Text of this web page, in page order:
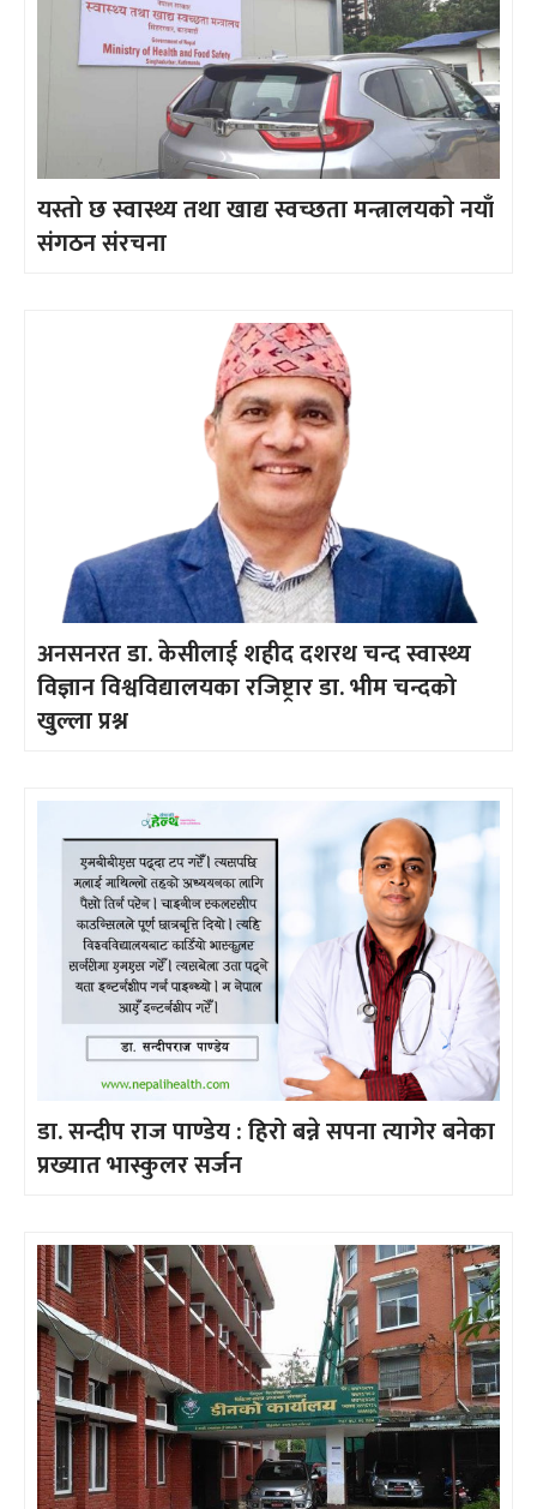
यस्तो छ स्वास्थ्य तथा खाद्य स्वच्छता मन्त्रालयकाे नयाँ
संगठन संरचना
अनसनरत डा. केसीलाई शहीद दशरथ चन्द स्वास्थ्य
विज्ञान विश्वविद्यालयका रजिष्ट्रार डा. भीम चन्दको
खुल्ला प्रश्न
डा. सन्दीप राज पाण्डेय : हिरो बन्ने सपना त्यागेर बनेका
प्रख्यात भास्कुलर सर्जन